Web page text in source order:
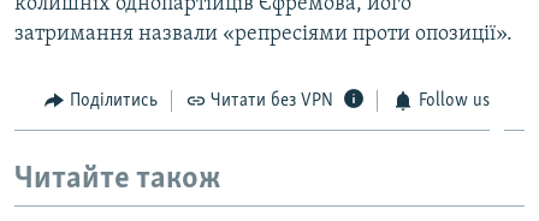
затримання назвали «репресіями проти опозиції».
Поділитись Читати без VPN Follow us
Читайте також